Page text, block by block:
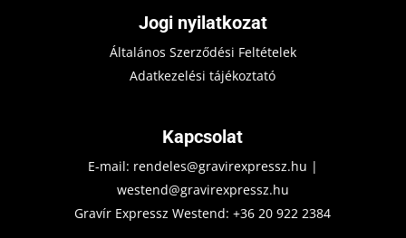
Jogi nyilatkozat
Általános Szerződési Feltételek
Adatkezelési tájékoztató
Kapcsolat
E-mail: rendeles@gravirexpressz.hu |
westend@gravirexpressz.hu
Gravír Expressz Westend:+36 20 922 2384